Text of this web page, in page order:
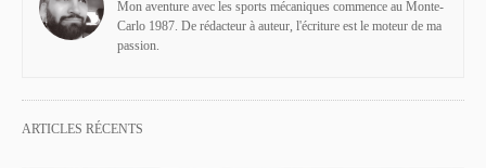
Mon aventure avec les sports mécaniques commence au Monte-
Carlo 1987. De rédacteur à auteur, l'écriture est le moteur de ma
passion.
ARTICLES RÉCENTS